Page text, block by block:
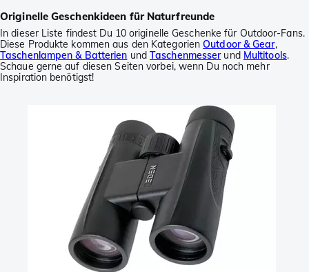
Originelle Geschenkideen für Naturfreunde
In dieser Liste findest Du 10 originelle Geschenke für Outdoor-Fans.
Diese Produkte kommen aus den KategorienOutdoor & Gear,
Taschenlampen & Batterien und Taschenmesserund Multitools.
Schaue gerne auf diesen Seiten vorbei, wenn Du noch mehr
Inspiration benötigst!